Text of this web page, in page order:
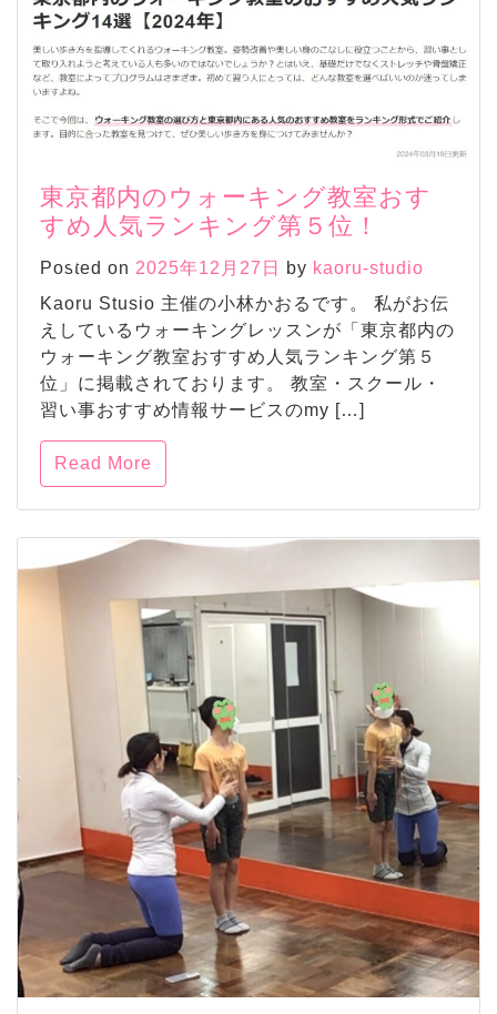
東京都内のウォーキング教室おす
すめ人気ランキング第５位！
Posted on 2025年12月27日 by kaoru-studio
Kaoru Stusio 主催の小林かおるです。 私がお伝
えしているウォーキングレッスンが「東京都内の
ウォーキング教室おすすめ人気ランキング第５
位」に掲載されております。 教室・スクール・
習い事おすすめ情報サービスのmy […]
Read More